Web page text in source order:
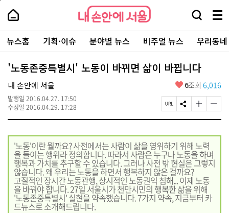
본
로
가
내
손
안
에
서
울
-
서
울
시
대
표
소
포
털
내
손
에
울
검
창
열
기
메
뉴
전
체
보
주
요
서
뉴스홈 기획·이슈 분야별 뉴스 비주얼 뉴스 우리동
'노동존중특별시' 노동이 바뀌면 삶이 바뀝니다
내 손안에 서울
발행일 2016.04.27. 17:50
수정일 2016.04.29. 17:28
좋
요
6조회 6,016
페
이
U
R
L
복
사
S
N
공
유
하
기
글
자
기
크
게
변
경
하
기
글
자
기
변
경
'노동'이란 뭘까요? 사전에서는 사람이 삶을 영위하기 위해 노력
을 들이는 행위라 정의합니다. 따라서 사람은 누구나 노동을 하며
행복과 가치를 추구할 수 있습니다. 그러나 사전 밖 현실은 그렇지
않습니다. 왜 우리는 노동을 하면서 행복하지 않은 걸까요?
고질적인 장시간 노동관행, 상시적인 노동권익 침해... 이제 노동
을 바꿔야 합니다. 27일 서울시가 천만시민의 행복한 삶을 위해
'노동존중특별시' 실현을 약속했습니다. 7가지 약속, 지금부터 카
드뉴스로 소개해드립니다.
페
상
단
로